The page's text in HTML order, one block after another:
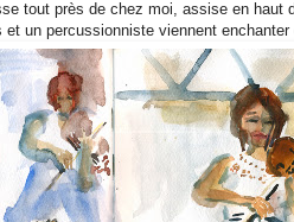
tout près de chez moi, assise en haut
un percussionniste viennent